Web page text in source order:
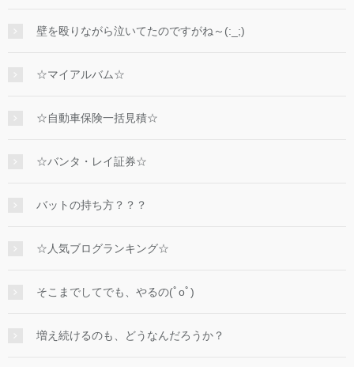
壁を殴りながら泣いてたのですがね～(:_;)
☆マイアルバム☆
☆自動車保険一括見積☆
☆バンタ・レイ証券☆
バットの持ち方？？？
☆人気ブログランキング☆
そこまでしてでも、やるの(ﾟoﾟ)
増え続けるのも、どうなんだろうか？